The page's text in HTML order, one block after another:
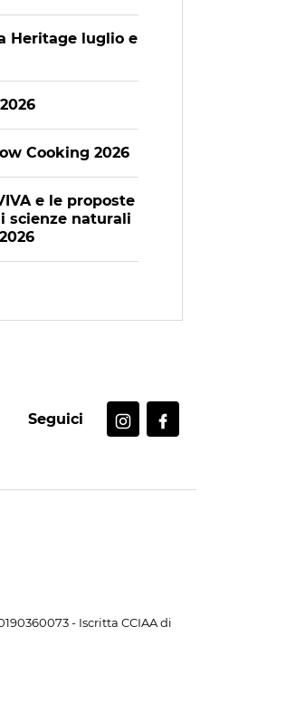
Heritage luglio e
Cooking 2026
e le proposte
scienze naturali
Seguici
- Iscritta CCIAA di